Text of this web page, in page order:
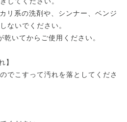
リ系の洗剤や、シンナー、ベンジ
ないでください。
いてからご使用ください。
】
でこすって汚れを落としてくださ